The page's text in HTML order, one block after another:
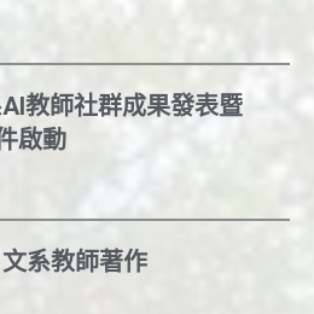
教師社群成果發表暨
啟動
文系教師著作